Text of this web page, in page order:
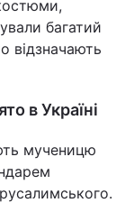
багатий
відзначають
в Україні
мученицю